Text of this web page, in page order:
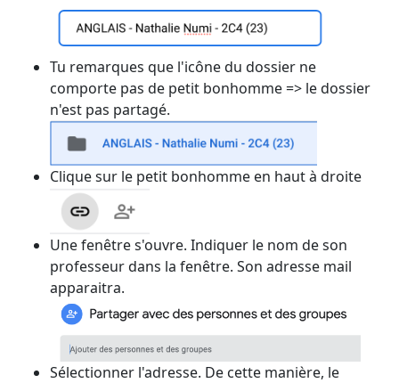
Tu remarques que l'icône du dossier ne
comporte pas de petit bonhomme => le dossier
n'est pas partagé.
Clique sur le petit bonhomme en haut à droite
Une fenêtre s'ouvre. Indiquer le nom de son
professeur dans la fenêtre. Son adresse mail
apparaitra.
Sélectionner l'adresse. De cette manière, le